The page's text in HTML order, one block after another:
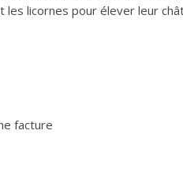
les licornes pour élever leur
facture